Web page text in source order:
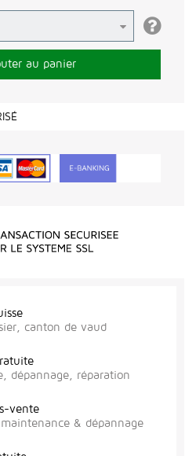
au panier
canton de vaud
dépannage, réparation
vente
& dépannage